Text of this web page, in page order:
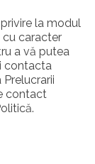
la modul
caracter
a vă putea
contacta
contact